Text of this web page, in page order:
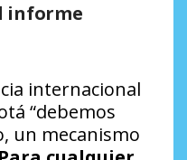
informe
internacional
“debemos
un mecanismo